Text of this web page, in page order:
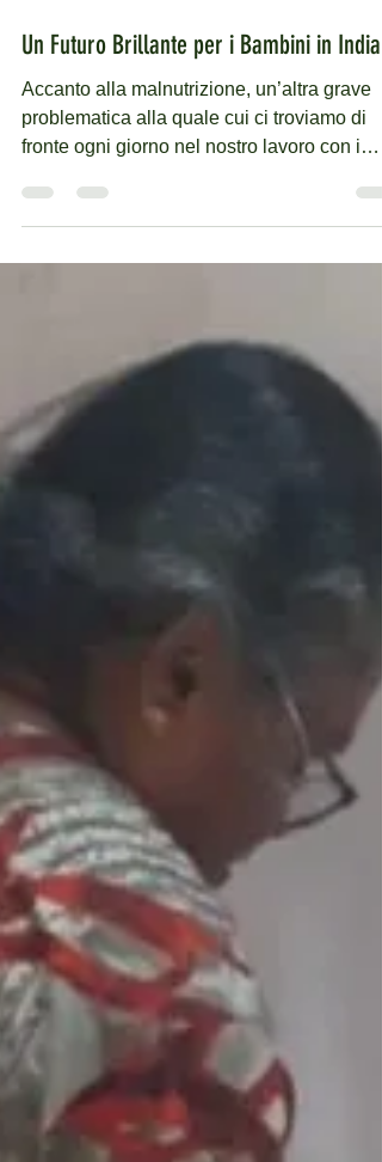
6 dic 2023 Tempo di lettura: 2 min
Un Futuro Brillante per i Bambini in India
Accanto alla malnutrizione, un’altra grave
fronte ogni giorno nel nostro lavoro con i
bambini...